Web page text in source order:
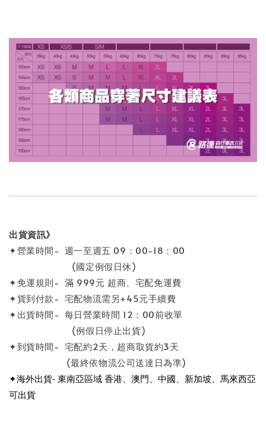
出貨資訊》
✦營業時間- 週一至週五 09：00-18：00
(國定例假日休)
✦免運規則- 滿 999元 超商、宅配免運費
✦貨到付款- 宅配物流需另+45元手續費
✦出貨時間- 每日營業時間 12：00前收單
(例假日停止出貨)
✦到貨時間- 宅配約2天，超商取貨約3天
(最終依物流公司送達日為準)
✦海外出貨- 東南亞區域 香港、澳門、中國、新加坡、馬來西亞
可出貨